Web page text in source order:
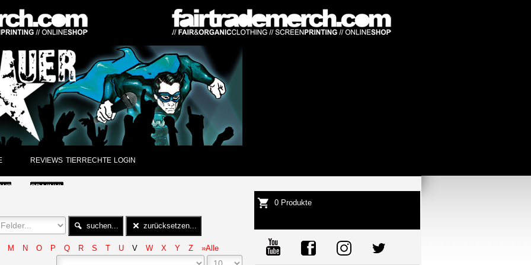
REVIEWS
CD/VINYL
PAPIER
ARCHIV
TIERRECHTE LOGIN
suchen... zurücksetzen...
M N O P Q R S T U V W X Y Z
»Alle
0 Produkte